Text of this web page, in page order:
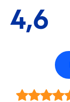
4,6